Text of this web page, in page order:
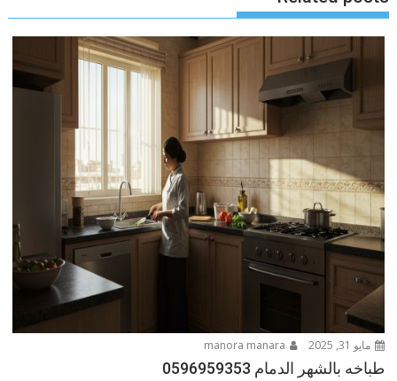
مايو 31, 2025
طباخه بالشهر الدمام 0596959353